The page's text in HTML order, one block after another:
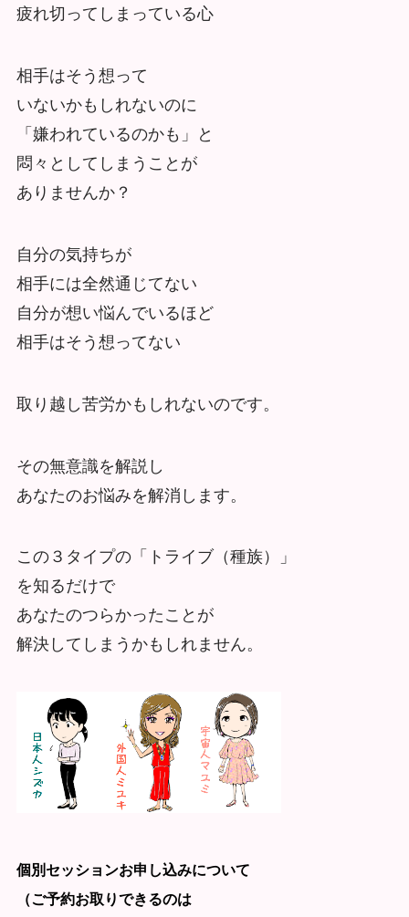
疲れ切ってしまっている心
相手はそう想って
いないかもしれないのに
「嫌われているのかも」と
悶々としてしまうことが
ありませんか？
自分の気持ちが
相手には全然通じてない
自分が想い悩んでいるほど
相手はそう想ってない
取り越し苦労かもしれないのです。
その無意識を解説し
あなたのお悩みを解消します。
この３タイプの「トライブ（種族）」
を知るだけで
あなたのつらかったことが
解決してしまうかもしれません。
個別セッションお申し込みについて
（ご予約お取りできるのは